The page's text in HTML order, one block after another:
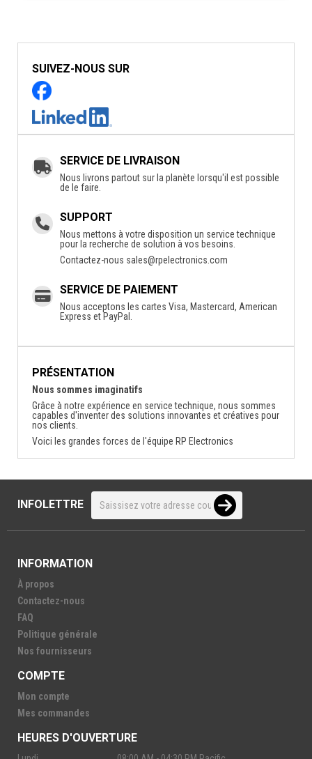
SUIVEZ-NOUS SUR
SERVICE DE LIVRAISON
Nous livrons partout sur la planète lorsqu'il est possible
de le faire.
SUPPORT
Nous mettons à votre disposition un service technique
pour la recherche de solution à vos besoins.
Contactez-nous sales@rpelectronics.com
SERVICE DE PAIEMENT
Nous acceptons les cartes Visa, Mastercard, American
Express et PayPal.
PRÉSENTATION
Nous sommes imaginatifs
Grâce à notre expérience en service technique, nous sommes
capables d'inventer des solutions innovantes et créatives pour
nos clients.
Voici les grandes forces de l'équipe RP Electronics
INFOLETTRE
INFORMATION
À propos
Contactez-nous
FAQ
Politique générale
Nos fournisseurs
COMPTE
Mon compte
Mes commandes
HEURES D'OUVERTURE